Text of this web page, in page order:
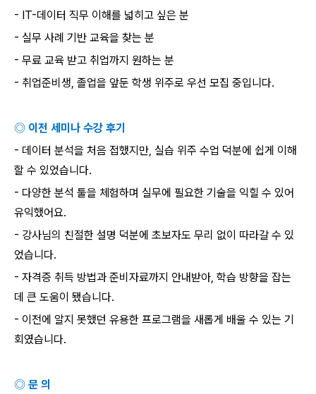
- IT-데이터 직무 이해를 넓히고 싶은 분
- 실무 사례 기반 교육을 찾는 분
- 무료 교육 받고 취업까지 원하는 분
- 취업준비생, 졸업을 앞둔 학생 위주로 우선 모집 중입니다.
◎ 이전 세미나 수강 후기
- 데이터 분석을 처음 접했지만, 실습 위주 수업 덕분에 쉽게 이해
할 수 있었습니다.
- 다양한 분석 툴을 체험하며 실무에 필요한 기술을 익힐 수 있어
유익했어요.
- 강사님의 친절한 설명 덕분에 초보자도 무리 없이 따라갈 수 있
었습니다.
- 자격증 취득 방법과 준비자료까지 안내받아, 학습 방향을 잡는
데 큰 도움이 됐습니다.
- 이전에 알지 못했던 유용한 프로그램을 새롭게 배울 수 있는 기
회였습니다.
◎ 문 의